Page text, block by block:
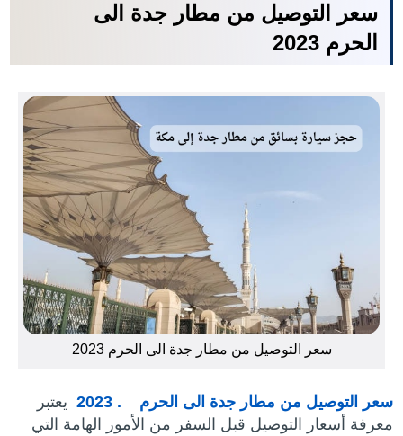
سعر التوصيل من مطار جدة الى
الحرم 2023
سعر التوصيل من مطار جدة الى الحرم 2023
سعر التوصيل من مطار جدة الى الحرم . 2023
يعتبر
معرفة أسعار التوصيل قبل السفر من الأمور الهامة التي